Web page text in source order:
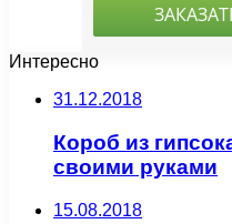
Интересно
31.12.2018
Короб из
своими руками
15.08.2018